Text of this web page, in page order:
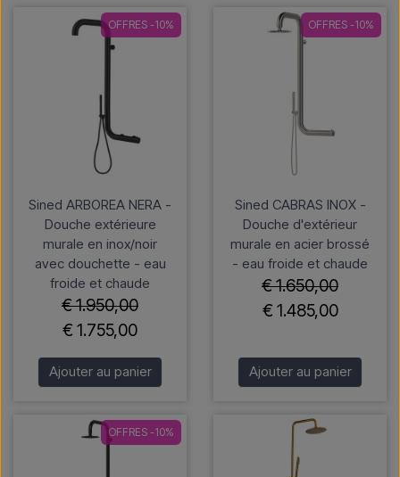
OFFRES -10%
Sined ARBOREA NERA -
Douche extérieure
murale en inox/noir
avec douchette - eau
froide et chaude
€ 1.950,00
€ 1.755,00
Ajouter au panier
OFFRES -10%
Sined CABRAS INOX -
Douche d'extérieur
murale en acier brossé
- eau froide et chaude
€ 1.650,00
€ 1.485,00
Ajouter au panier
OFFRES -10%